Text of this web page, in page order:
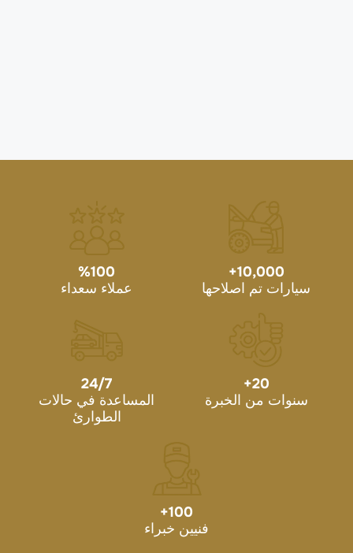
10,000
+
سيارات تم اصلاحها
100
%
عملاء سعداء
20
+
سنوات من الخبرة
24/7
المساعدة في حالات
الطوارئ
100
+
فنيين خبراء